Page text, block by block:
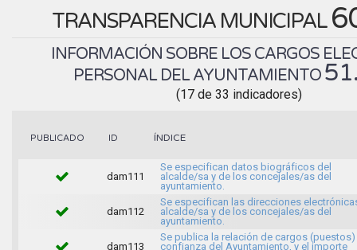
TRANSPARENCIA MUNICIPAL
INFORMACIÓN SOBRE LOS CARGOS
PERSONAL DEL AYUNTAMIENTO
(17 de 33 indicadores)
PUBLICADO ID ÍNDICE
dam111
Se especifican datos biográficos del
alcalde/sa y de los concejales/as del
ayuntamiento.
dam112
Se especifican las direcciones
alcalde/sa y de los concejales/as del
ayuntamiento.
dam113
Se publica la relación de cargos
confianza del Ayuntamiento, y el importe